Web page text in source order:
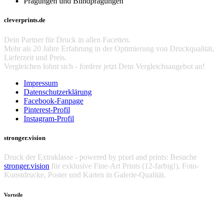
cleverprints.de
Dein Partner für Druck in allen Facetten.
Mehr als 20 Jahre Erfahrung in der Optimierung von Druckqualität,
Lieferzeit und Preis.
Vergleichen lohnt sich - fordere jetzt Dein Vergleichsangebot an!
Impressum
Datenschutzerklärung
Facebook-Fanpage
Pinterest-Profil
Instagram-Profil
stronger.vision
Druck der Extraklasse - powered by pixel and prints: Besuche
stronger.vision für exklusive Fine-Art Prints (12-farbig!), Foto-
Kunstdrucke, Poster und Karten in Galerie-Qualität.
Vorteile